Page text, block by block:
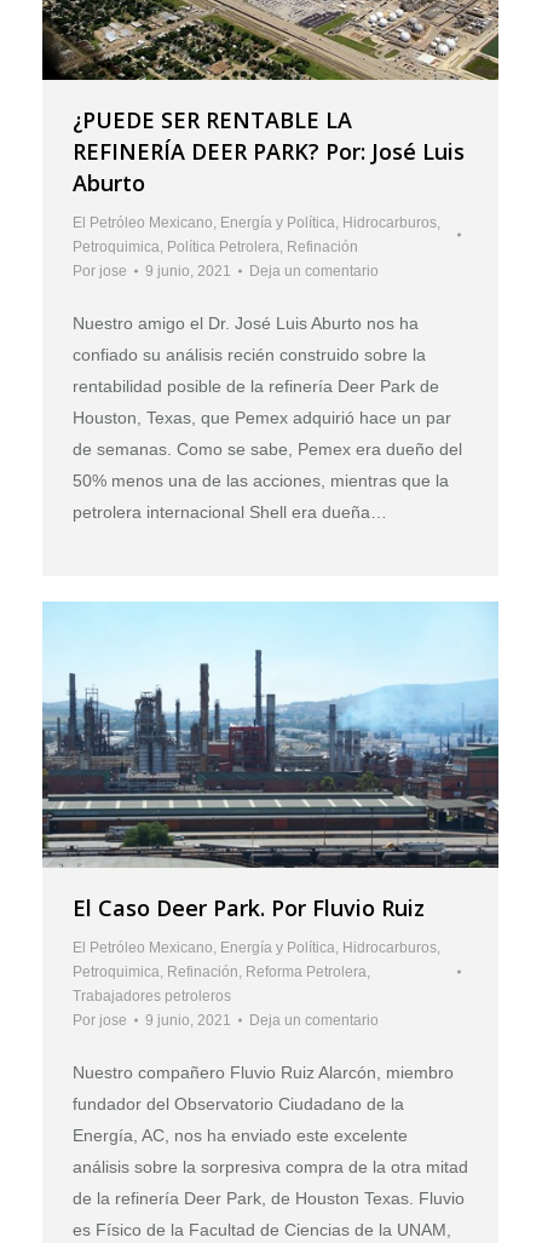
¿PUEDE SER RENTABLE LA
REFINERÍA DEER PARK? Por: José Luis
Aburto
El Petróleo Mexicano, Energía y Política, Hidrocarburos,
Petroquimica, Política Petrolera, Refinación
Por jose 9 junio, 2021 Deja un comentario
Nuestro amigo el Dr. José Luis Aburto nos ha
confiado su análisis recién construido sobre la
rentabilidad posible de la refinería Deer Park de
Houston, Texas, que Pemex adquirió hace un par
de semanas. Como se sabe, Pemex era dueño del
50% menos una de las acciones, mientras que la
petrolera internacional Shell era dueña…
El Caso Deer Park. Por Fluvio Ruiz
El Petróleo Mexicano Energía y Política Hidrocarburos
Petroquimica Refinación Reforma Petrolera
Trabajadores petroleros
Por jose 9 junio, 2021 Deja un comentario
Nuestro compañero Fluvio Ruiz Alarcón, miembro
fundador del Observatorio Ciudadano de la
Energía, AC, nos ha enviado este excelente
análisis sobre la sorpresiva compra de la otra mitad
de la refinería Deer Park, de Houston Texas. Fluvio
es Físico de la Facultad de Ciencias de la UNAM,